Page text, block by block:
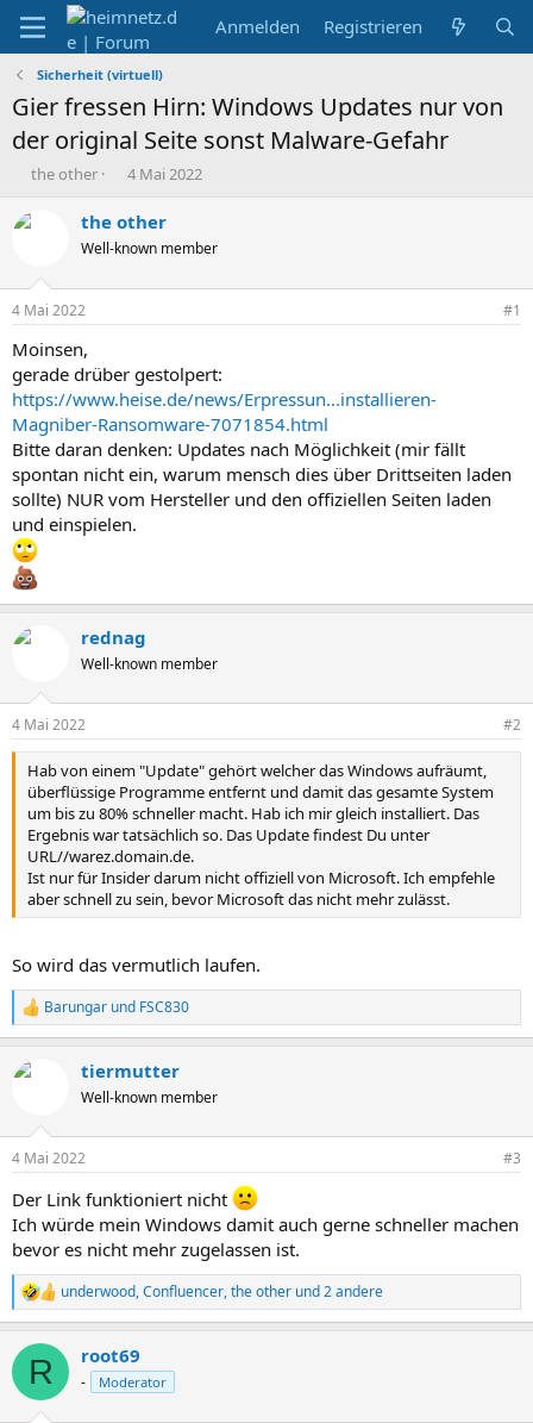
Anmelden Registrieren
Sicherheit (virtuell)
Gier fressen Hirn: Windows Updates nur von
der original Seite sonst Malware-Gefahr
E
s
l
e
r
the other
E
s
e
t
4 Mai 2022
the other
Well-known member
4 Mai 2022 #1
Moinsen,
gerade drüber gestolpert:
https://www.heise.de/news/Erpressun...installieren-
Magniber-Ransomware-7071854.html
Bitte daran denken: Updates nach Möglichkeit (mir fällt
spontan nicht ein, warum mensch dies über Drittseiten laden
sollte) NUR vom Hersteller und den offiziellen Seiten laden
und einspielen.
rednag
Well-known member
4 Mai 2022 #2
Hab von einem "Update" gehört welcher das Windows aufräumt,
überflüssige Programme entfernt und damit das gesamte System
um bis zu 80% schneller macht. Hab ich mir gleich installiert. Das
Ergebnis war tatsächlich so. Das Update findest Du unter
URL//warez.domain.de.
Ist nur für Insider darum nicht offiziell von Microsoft. Ich empfehle
aber schnell zu sein, bevor Microsoft das nicht mehr zulässt.
So wird das vermutlich laufen.
R
e
k
e
:
Barungar und FSC830
tiermutter
Well-known member
4 Mai 2022 #3
Der Link funktioniert nicht
Ich würde mein Windows damit auch gerne schneller machen
bevor es nicht mehr zugelassen ist.
R
e
k
i
underwood,Confluencer,the other und 2 andere
R root69
- Moderator